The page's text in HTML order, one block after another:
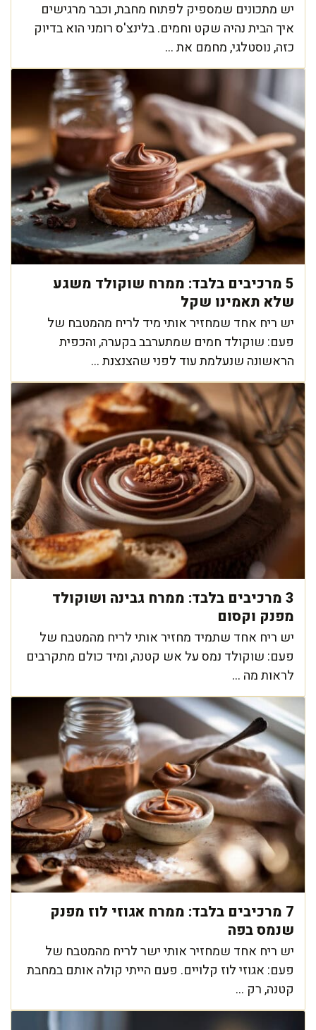
יש מתכונים שמספיק לפתוח מחבת, וכבר מרגישים
איך הבית נהיה שקט וחמים. בלינצ'ס רומני הוא בדיוק
כזה, נוסטלגי, מחמם את ...
5 מרכיבים בלבד: ממרח שוקולד משגע
שלא תאמינו שקל
יש ריח אחד שמחזיר אותי מיד לריח מהמטבח של
פעם: שוקולד חמים שמתערבב בקערה, והכפית
הראשונה שנעלמת עוד לפני שהצנצנת ...
3 מרכיבים בלבד: ממרח גבינה ושוקולד
מפנק וקסום
יש ריח אחד שתמיד מחזיר אותי לריח מהמטבח של
פעם: שוקולד נמס על אש קטנה, ומיד כולם מתקרבים
לראות מה ...
7 מרכיבים בלבד: ממרח אגוזי לוז מפנק
שנמס בפה
יש ריח אחד שמחזיר אותי ישר לריח מהמטבח של
פעם: אגוזי לוז קלויים. פעם הייתי קולה אותם במחבת
קטנה, רק ...